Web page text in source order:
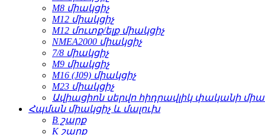
M8 միակցիչ
M12 միակցիչ
M12 մուտք/ելք միակցիչ
NMEA2000 միակցիչ
7/8 միակցիչ
M9 միակցիչ
M16 (J09) միակցիչ
M23 միակցիչ
Ավիացիոն սերվո հիդրավլիկ փականի
Հպման միակցիչ և մալուխ
B շարք
K շարք